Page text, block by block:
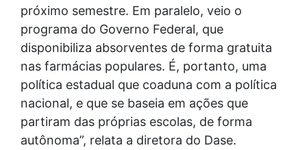
próximo semestre. Em paralelo, veio o
programa do Governo Federal, que
disponibiliza absorventes de forma gratuita
nas farmácias populares. É, portanto, uma
política estadual que coaduna com a política
nacional, e que se baseia em ações que
partiram das próprias escolas, de forma
autônoma”, relata a diretora do Dase.